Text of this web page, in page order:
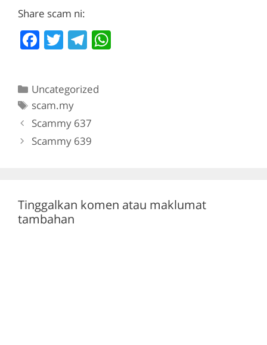
deskripsi Sumber
Share scam ni:
F
a
e
b
o
o
T
w
er
T
el
gr
a
m
Categories
Uncategorized
Tags
scam.my
Scammy 637
Scammy 639
Tinggalkan komen atau maklumat
tambahan